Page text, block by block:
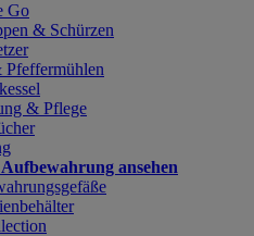
Go
& Schürzen
Pfeffermühlen
& Pflege
ansehen